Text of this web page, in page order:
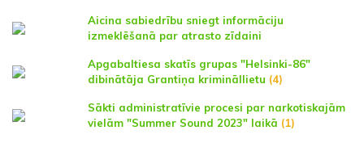
Aicina sabiedrību sniegt informāciju
izmeklēšanā par atrasto zīdaini
Apgabaltiesa skatīs grupas "Helsinki-86"
dibinātāja Grantiņa krimināllietu (4)
Sākti administratīvie procesi par narkotiskajām
vielām "Summer Sound 2023" laikā (1)